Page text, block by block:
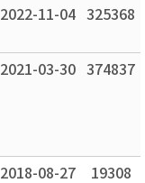
2022-11-04 325368
2021-03-30 374837
2018-08-27 19308